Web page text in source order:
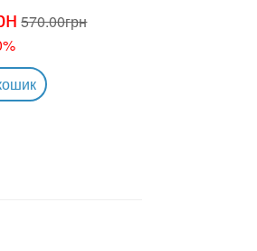
570.00грн